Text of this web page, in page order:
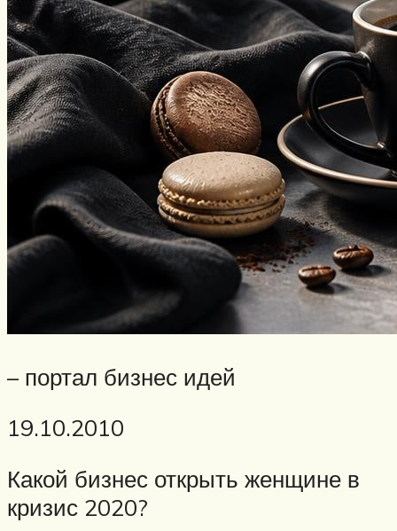
– портал бизнес идей
19.10.2010
Какой бизнес открыть женщине в
кризис 2020?